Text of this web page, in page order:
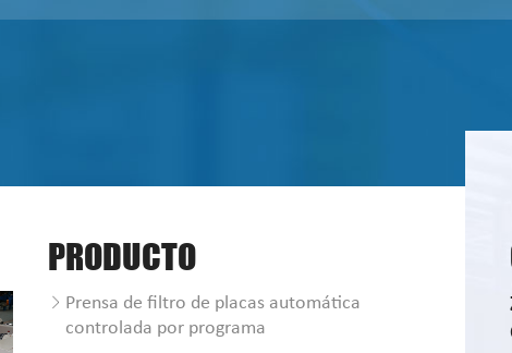
PRODUCTO
Prensa de filtro de placas automática
controlada por programa